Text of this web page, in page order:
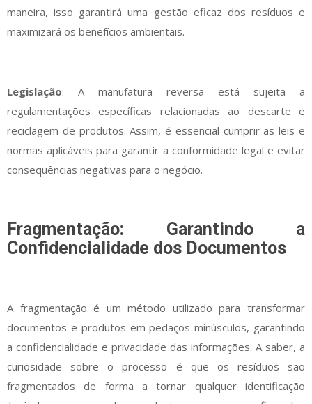
maneira, isso garantirá uma gestão eficaz dos resíduos e
maximizará os benefícios ambientais.
Legislação: A manufatura reversa está sujeita a
regulamentações específicas relacionadas ao descarte e
reciclagem de produtos. Assim, é essencial cumprir as leis e
normas aplicáveis ​​para garantir a conformidade legal e evitar
consequências negativas para o negócio.
Fragmentação: Garantindo a
Confidencialidade dos Documentos
A fragmentação é um método utilizado para transformar
documentos e produtos em pedaços minúsculos, garantindo
a confidencialidade e privacidade das informações. A saber, a
curiosidade sobre o processo é que os resíduos são
fragmentados de forma a tornar qualquer identificação